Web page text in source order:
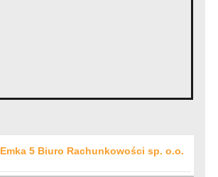
Emka 5 Biuro Rachunkowości sp. o.o.